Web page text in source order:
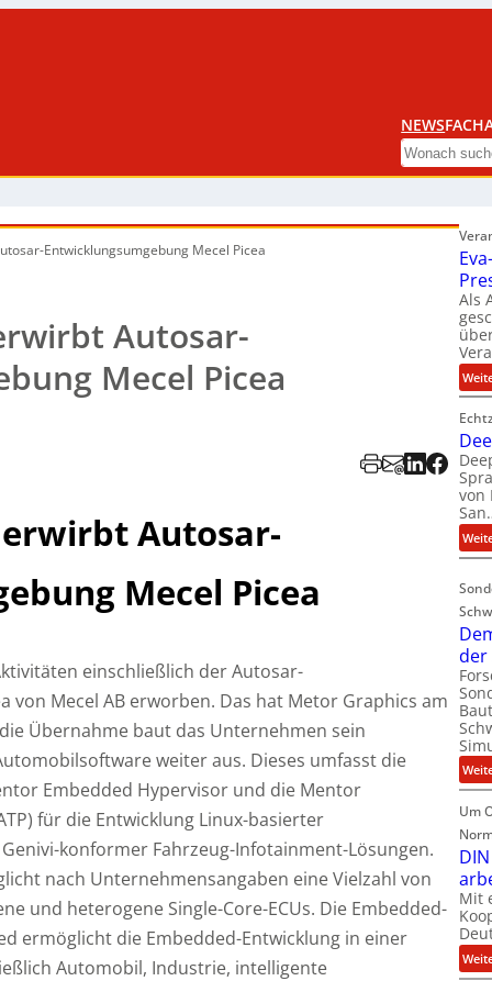
NEWS
Search
Entwicklungsumgebung Mecel Picea
Autosar-
Mecel Picea
Autosar-
Mecel Picea
einschließlich der Autosar-
von Mecel AB erworben. Das hat Metor Graphics am
Übernahme baut das Unternehmen sein
weiter aus. Dieses umfasst die
Embedded Hypervisor und die Mentor
für die Entwicklung Linux-basierter
konformer Fahrzeug-Infotainment-Lösungen.
nach Unternehmensangaben eine Vielzahl von
und heterogene Single-Core-ECUs. Die Embedded-
ermöglicht die Embedded-Entwicklung in einer
Automobil, Industrie, intelligente
Als
von
der
Um
Mit